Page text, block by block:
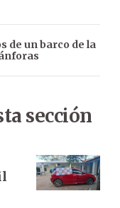
de un barco de la
sección